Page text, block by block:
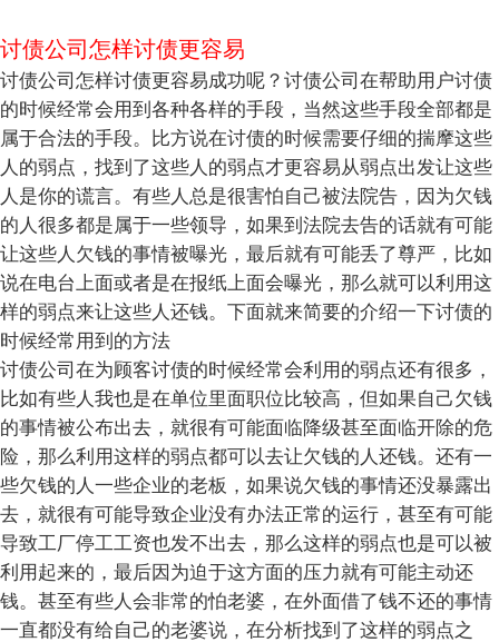
讨债公司怎样讨债更容易
讨债公司怎样讨债更容易成功呢？讨债公司在帮助用户讨债
的时候经常会用到各种各样的手段，当然这些手段全部都是
属于合法的手段。比方说在讨债的时候需要仔细的揣摩这些
人的弱点，找到了这些人的弱点才更容易从弱点出发让这些
人是你的谎言。有些人总是很害怕自己被法院告，因为欠钱
的人很多都是属于一些领导，如果到法院去告的话就有可能
让这些人欠钱的事情被曝光，最后就有可能丢了尊严，比如
说在电台上面或者是在报纸上面会曝光，那么就可以利用这
样的弱点来让这些人还钱。下面就来简要的介绍一下讨债的
时候经常用到的方法
讨债公司在为顾客讨债的时候经常会利用的弱点还有很多，
比如有些人我也是在单位里面职位比较高，但如果自己欠钱
的事情被公布出去，就很有可能面临降级甚至面临开除的危
险，那么利用这样的弱点都可以去让欠钱的人还钱。还有一
些欠钱的人一些企业的老板，如果说欠钱的事情还没暴露出
去，就很有可能导致企业没有办法正常的运行，甚至有可能
导致工厂停工工资也发不出去，那么这样的弱点也是可以被
利用起来的，最后因为迫于这方面的压力就有可能主动还
钱。甚至有些人会非常的怕老婆，在外面借了钱不还的事情
一直都没有给自己的老婆说，在分析找到了这样的弱点之